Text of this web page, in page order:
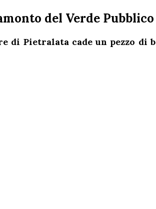
del Verde Pubblico
di Pietralata cade un pezzo di